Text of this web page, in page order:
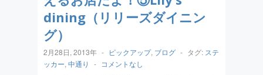
dining（リリーズダイニン
グ）
2月28日, 2013年 - ピックアップ, ブログ - タグ: ステ
ッカー, 中通り - コメントなし